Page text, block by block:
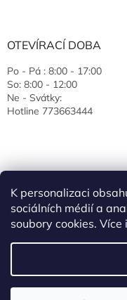
K personalizaci
sociálních médií a
soubory cookies.
OTEVÍRACÍ DOBA
Po - Pá : 8:00 - 17:00
So: 8:00 - 12:00
Ne - Svátky:
Hotline 773663444